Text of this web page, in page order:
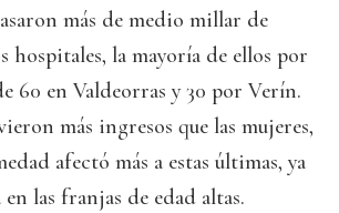
más de medio millar de
hospitales, la mayoría de ellos por
60 en Valdeorras y 30 por Verín.
más ingresos que las mujeres,
afectó más a estas últimas, ya
las franjas de edad altas.